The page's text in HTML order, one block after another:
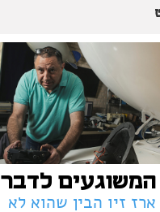
המשוגעים לדבר
ארז זיו הבין שהוא לא